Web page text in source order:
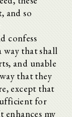
and so
confess
way that shall
and unable
that they
except that
for
enhances my